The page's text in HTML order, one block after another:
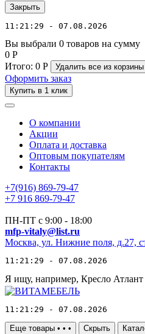
Закрыть
11:21:29 - 07.08.2026
Вы выбрали 0 товаров на сумму
0 Р
Итого: 0 Р Удалить все из корзины
Оформить заказ
Купить в 1 клик
О компании
Акции
Оплата и доставка
Оптовым покупателям
Контакты
+7(916) 869-79-47
+7 916 869-79-47
ПН-ПТ с 9:00 - 18:00
mfp-vitaly@list.ru
Москва, ул. Нижние поля, д.27,
11:21:29 - 07.08.2026
Я ищу, например, Кресло Атлант
11:21:29 - 07.08.2026
Еще товары • • • Скрыть